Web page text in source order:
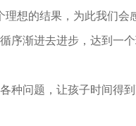
的结果，为此我们会
序渐进去进步，达到一个
问题，让孩子时间得